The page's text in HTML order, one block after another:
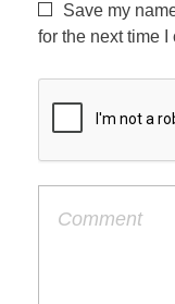
Save my
for the next time I